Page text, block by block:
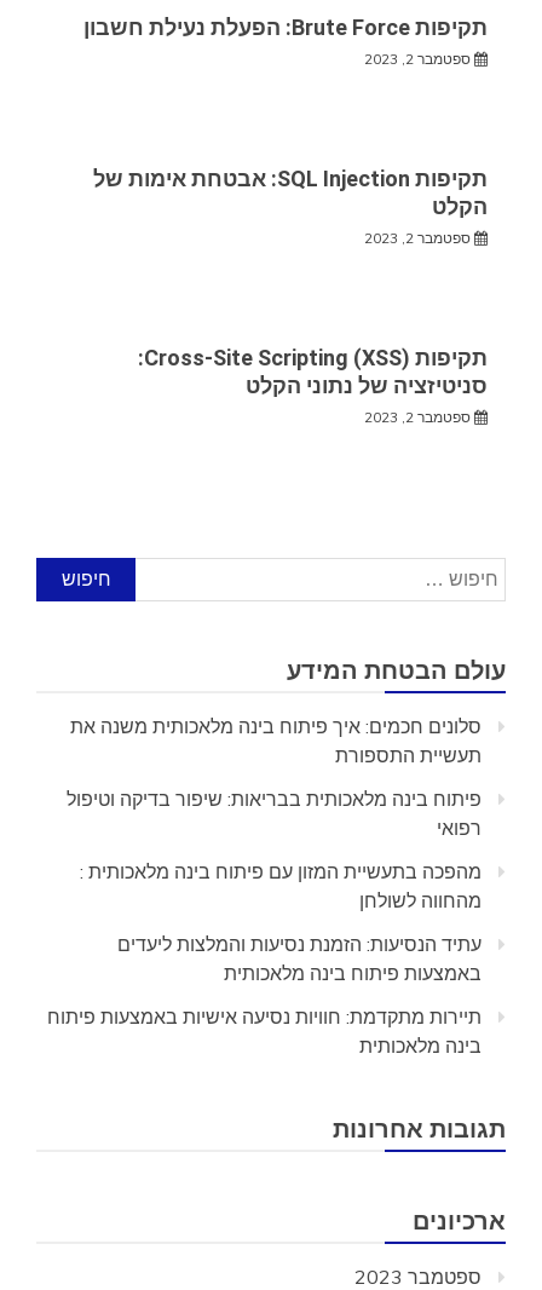
תקיפות Brute Force: הפעלת נעילת חשבון
ספטמבר 2, 2023
תקיפות SQL Injection: אבטחת אימות של
הקלט
ספטמבר 2, 2023
תקיפות Cross-Site Scripting (XSS):
סניטיזציה של נתוני הקלט
ספטמבר 2, 2023
חיפוש:
עולם הבטחת המידע
סלונים חכמים: איך פיתוח בינה מלאכותית משנה את
תעשיית התספורת
פיתוח בינה מלאכותית בבריאות: שיפור בדיקה וטיפול
רפואי
מהפכה בתעשיית המזון עם פיתוח בינה מלאכותית :
מהחווה לשולחן
עתיד הנסיעות: הזמנת נסיעות והמלצות ליעדים
באמצעות פיתוח בינה מלאכותית
תיירות מתקדמת: חוויות נסיעה אישיות באמצעות פיתוח
בינה מלאכותית
תגובות אחרונות
ארכיונים
ספטמבר 2023